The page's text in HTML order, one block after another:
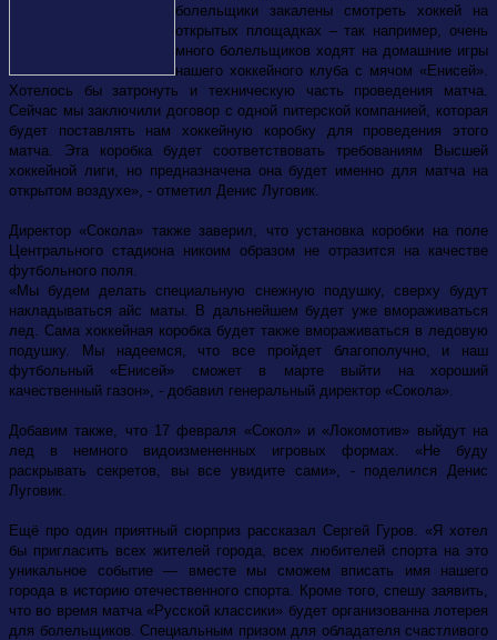
болельщики закалены смотреть хоккей на
открытых площадках – так например, очень
много болельщиков ходят на домашние игры
нашего хоккейного клуба с мячом «Енисей».
Хотелось бы затронуть и техническую часть проведения матча.
Сейчас мы заключили договор с одной питерской компанией, которая
будет поставлять нам хоккейную коробку для проведения этого
матча. Эта коробка будет соответствовать требованиям Высшей
хоккейной лиги, но предназначена она будет именно для матча на
открытом воздухе», - отметил Денис Луговик.
Директор «Сокола» также заверил, что установка коробки на поле
Центрального стадиона никоим образом не отразится на качестве
футбольного поля.
«Мы будем делать специальную снежную подушку, сверху будут
накладываться айс маты. В дальнейшем будет уже вмораживаться
лед. Сама хоккейная коробка будет также вмораживаться в ледовую
подушку. Мы надеемся, что все пройдет благополучно, и наш
футбольный «Енисей» сможет в марте выйти на хороший
качественный газон», - добавил генеральный директор «Сокола».
Добавим также, что 17 февраля «Сокол» и «Локомотив» выйдут на
лед в немного видоизмененных игровых формах. «Не буду
раскрывать секретов, вы все увидите сами», - поделился Денис
Луговик.
Ещё про один приятный сюрприз рассказал Сергей Гуров. «Я хотел
бы пригласить всех жителей города, всех любителей спорта на это
уникальное событие — вместе мы сможем вписать имя нашего
города в историю отечественного спорта. Кроме того, спешу заявить,
что во время матча «Русской классики» будет организованна лотерея
для болельщиков. Специальным призом для обладателя счастливого